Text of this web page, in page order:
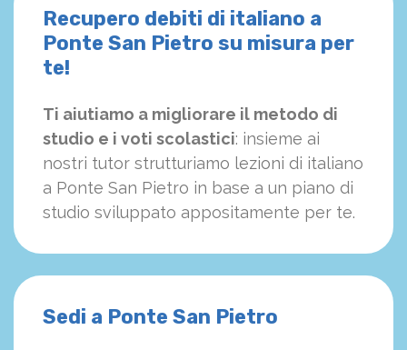
Recupero debiti di italiano a
Ponte San Pietro su misura per
te!
Ti aiutiamo a migliorare il metodo di
studio e i voti scolastici: insieme ai
nostri tutor strutturiamo lezioni di italiano
a Ponte San Pietro in base a un piano di
studio sviluppato appositamente per te.
Sedi a Ponte San Pietro